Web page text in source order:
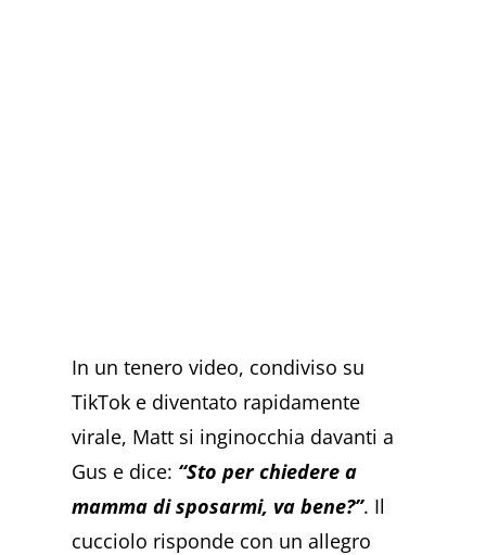
In un tenero video, condiviso su
TikTok e diventato rapidamente
virale, Matt si inginocchia davanti a
Gus e dice: “Sto per chiedere a
mamma di sposarmi, va bene?”. Il
cucciolo risponde con un allegro